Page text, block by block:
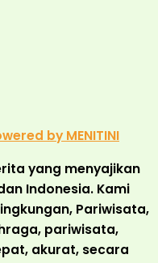
by MENITINI
yang menyajikan
Indonesia. Kami
Pariwisata,
pariwisata,
akurat, secara